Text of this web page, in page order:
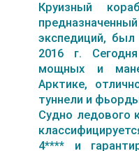
Круизный
экспедиций,
2016 г.
мощных и
Арктике,
туннели и
Судно ледового
4**** и